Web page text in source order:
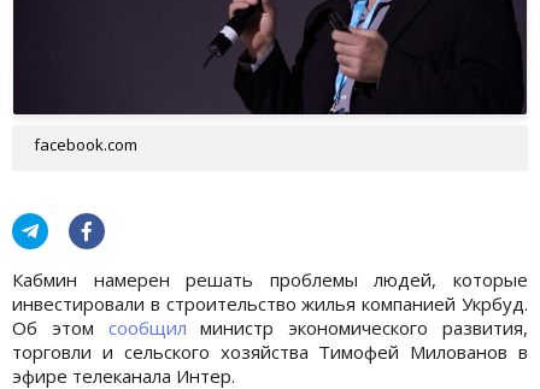
facebook.com
Кабмин намерен решать проблемы людей, которые
инвестировали в строительство жилья компанией Укрбуд.
Об этом сообщилминистр экономического развития,
торговли и сельского хозяйства Тимофей Милованов в
эфире телеканала Интер.